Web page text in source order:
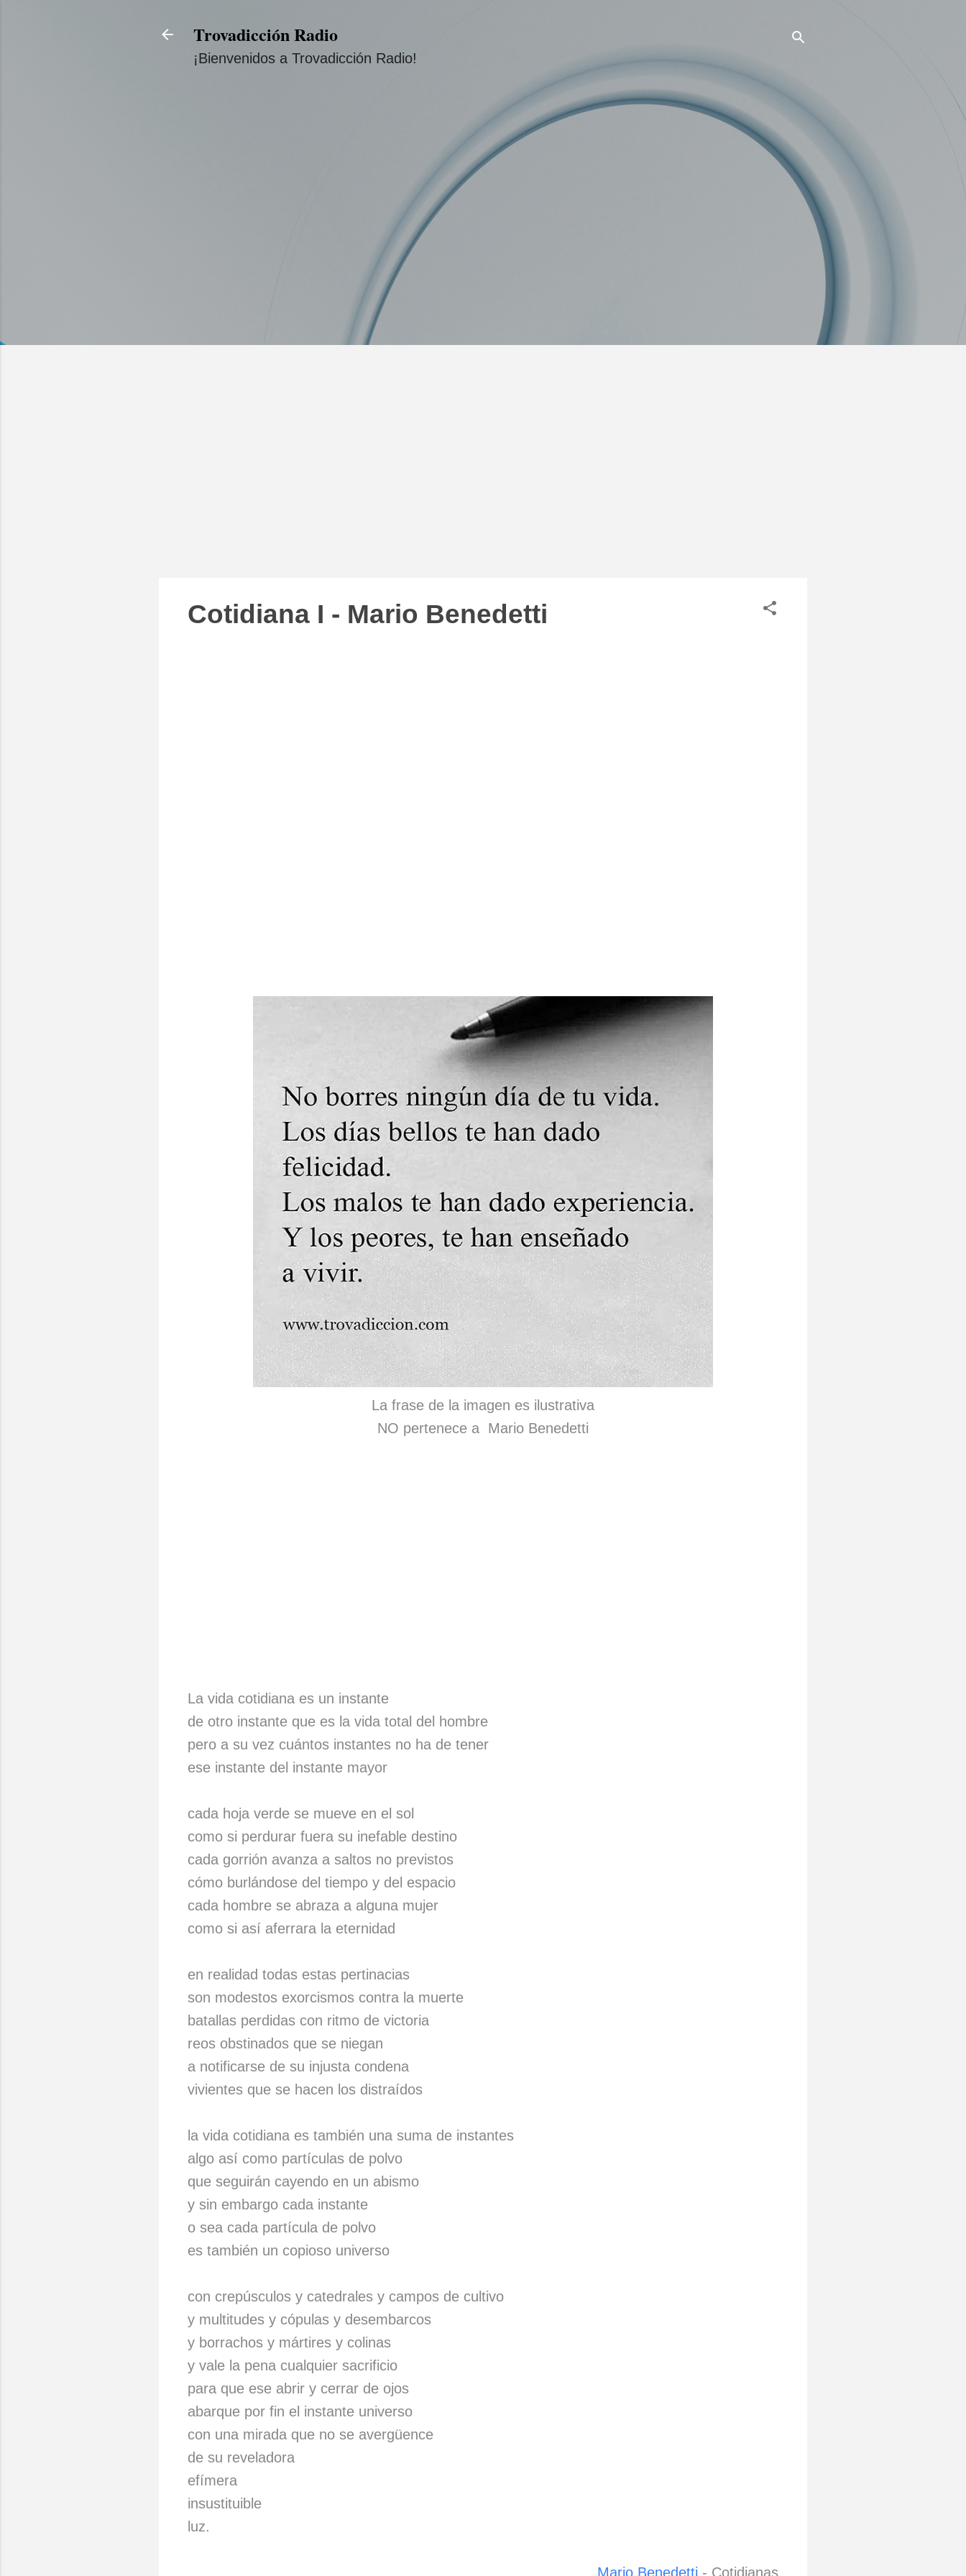
Trovadicción Radio
¡Bienvenidos a Trovadicción Radio!
Cotidiana I - Mario Benedetti
La frase de la imagen es ilustrativa
NO pertenece a Mario Benedetti
La vida cotidiana es un instante
de otro instante que es la vida total del hombre
pero a su vez cuántos instantes no ha de tener
ese instante del instante mayor
cada hoja verde se mueve en el sol
como si perdurar fuera su inefable destino
cada gorrión avanza a saltos no previstos
cómo burlándose del tiempo y del espacio
cada hombre se abraza a alguna mujer
como si así aferrara la eternidad
en realidad todas estas pertinacias
son modestos exorcismos contra la muerte
batallas perdidas con ritmo de victoria
reos obstinados que se niegan
a notificarse de su injusta condena
vivientes que se hacen los distraídos
la vida cotidiana es también una suma de instantes
algo así como partículas de polvo
que seguirán cayendo en un abismo
y sin embargo cada instante
o sea cada partícula de polvo
es también un copioso universo
con crepúsculos y catedrales y campos de cultivo
y multitudes y cópulas y desembarcos
y borrachos y mártires y colinas
y vale la pena cualquier sacrificio
para que ese abrir y cerrar de ojos
abarque por fin el instante universo
con una mirada que no se avergüence
de su reveladora
efímera
insustituible
luz.
Mario Benedetti - Cotidianas